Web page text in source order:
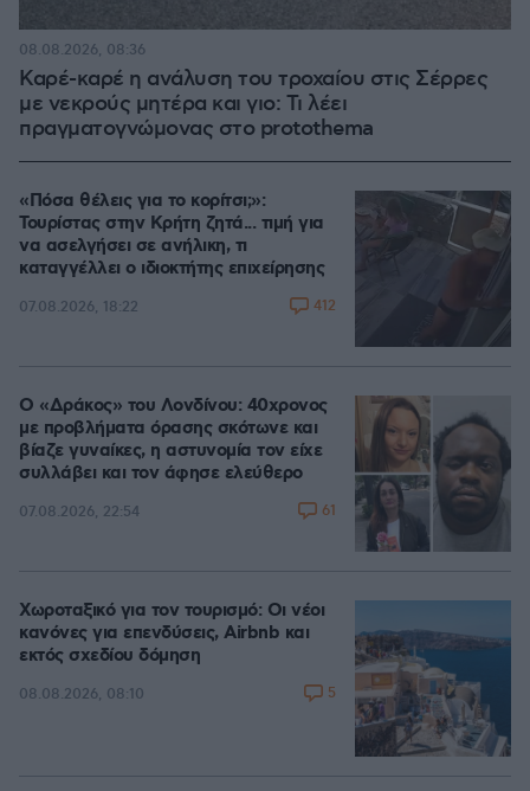
Καρέ-καρέ η ανάλυση του τροχαίου στις Σέρρες
με νεκρούς μητέρα και γιο: Τι λέει
πραγματογνώμονας στο protothema
08.08.2026, 08:36
«Πόσα θέλεις για το κορίτσι;»:
Τουρίστας στην Κρήτη ζητά... τιμή για
να ασελγήσει σε ανήλικη, τι
καταγγέλλει ο ιδιοκτήτης επιχείρησης
07.08.2026, 18:22 412
Ο «Δράκος» του Λονδίνου: 40χρονος
με προβλήματα όρασης σκότωνε και
βίαζε γυναίκες, η αστυνομία τον είχε
συλλάβει και τον άφησε ελεύθερο
07.08.2026, 22:54 61
Χωροταξικό για τον τουρισμό: Οι νέοι
κανόνες για επενδύσεις, Airbnb και
εκτός σχεδίου δόμηση
08.08.2026, 08:10 5